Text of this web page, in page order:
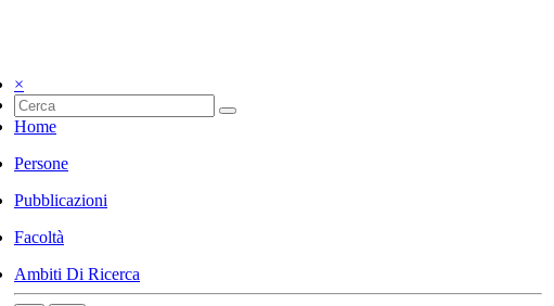
×
Home
Persone
Pubblicazioni
Facoltà
Ambiti Di Ricerca